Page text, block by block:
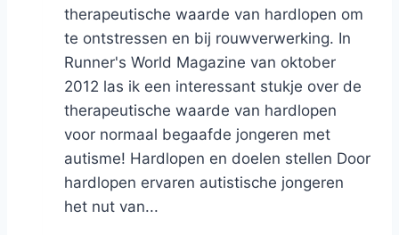
therapeutische waarde van hardlopen om
te ontstressen en bij rouwverwerking. In
Runner's World Magazine van oktober
2012 las ik een interessant stukje over de
therapeutische waarde van hardlopen
voor normaal begaafde jongeren met
autisme! Hardlopen en doelen stellen Door
hardlopen ervaren autistische jongeren
het nut van...